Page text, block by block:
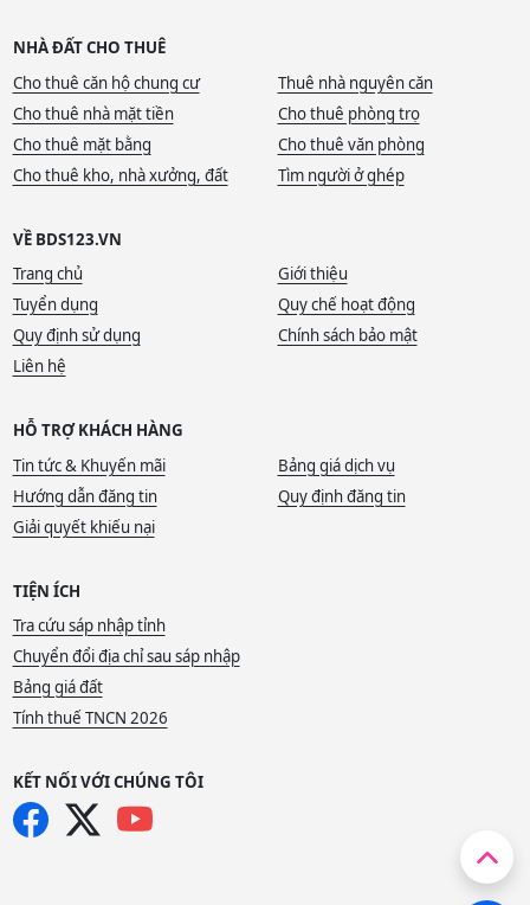
NHÀ ĐẤT CHO THUÊ
Cho thuê căn hộ chung cư
Thuê nhà nguyên căn
Cho thuê nhà mặt tiền
Cho thuê phòng trọ
Cho thuê mặt bằng
Cho thuê văn phòng
Cho thuê kho, nhà xưởng, đất
Tìm người ở ghép
VỀ BDS123.VN
Trang chủ
Giới thiệu
Tuyển dụng
Quy chế hoạt động
Quy định sử dụng
Chính sách bảo mật
Liên hệ
HỖ TRỢ KHÁCH HÀNG
Tin tức & Khuyến mãi
Bảng giá dịch vụ
Hướng dẫn đăng tin
Quy định đăng tin
Giải quyết khiếu nại
TIỆN ÍCH
Tra cứu sáp nhập tỉnh
Chuyển đổi địa chỉ sau sáp nhập
Bảng giá đất
Tính thuế TNCN 2026
KẾT NỐI VỚI CHÚNG TÔI